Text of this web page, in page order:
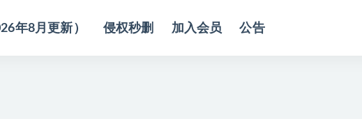
年8月更新） 侵权秒删 加入会员 公告